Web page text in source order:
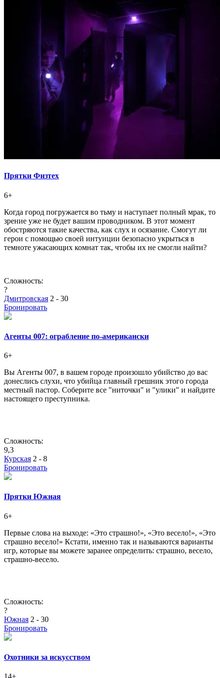
Прятки Физтех
6+
Когда город погружается во тьму и наступает полный мрак, то
зрение уже не будет вашим проводником. В этот момент
обостряются такие качества, как слух и осязание. Смогут ли
герои с помощью своей интуиции безопасно укрыться в
темноте ужасающих комнат так, чтобы их не смогли найти?
Сложность:
?
Дмитровская 2 - 30
Бронировать
Агенты 007: ограбление по-американски
6+
Вы Агенты 007, в вашем городе произошло убийство до вас
донеслись слухи, что убийца главный грешник этого города
местный пастор. Соберите все "ниточки" и "улики" и найдите
настоящего преступника.
Сложность:
9,3
Курская 2 - 8
Бронировать
Прятки Южная
6+
Первые слова на выходе: «Это страшно!», «Это весело!», «Это
страшно весело!» Кстати, именно так и называются варианты
игр, которые вы можете заранее определить: страшно, весело,
страшно-весело.
Сложность:
?
Южная 2 - 30
Бронировать
Охотники за искусством